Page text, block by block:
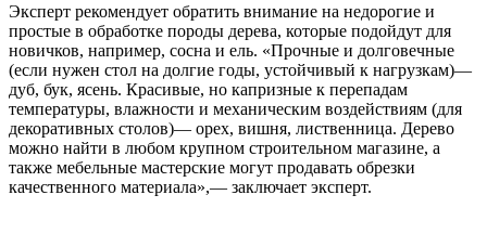
Эксперт рекомендует обратить внимание на недорогие и
простые в обработке породы дерева, которые подойдут для
новичков, например, сосна и ель. «Прочные и долговечные
(если нужен стол на долгие годы, устойчивый к нагрузкам)—
дуб, бук, ясень. Красивые, но капризные к перепадам
температуры, влажности и механическим воздействиям (для
декоративных столов)— орех, вишня, лиственница. Дерево
можно найти в любом крупном строительном магазине, а
также мебельные мастерские могут продавать обрезки
качественного материала»,— заключает эксперт.